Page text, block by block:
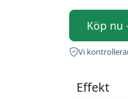
Köp nu
Vi
Effekt